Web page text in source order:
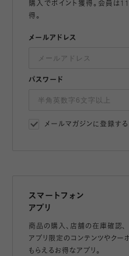
購入でポイント獲得。会員は
得。
メールアドレス
パスワード
メールマガジンに登録する
スマートフォン
アプリ
商品の購入、店舗の在庫確認、
アプリ限定のコンテンツやクー
もらえるお得なアプリ。